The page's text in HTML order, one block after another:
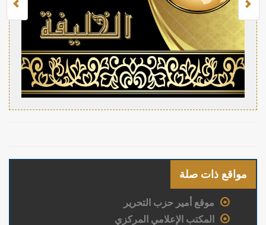
مواقع ذات صلة
موقع أمير حزب التحرير
المكتب الإعلامي المركزي